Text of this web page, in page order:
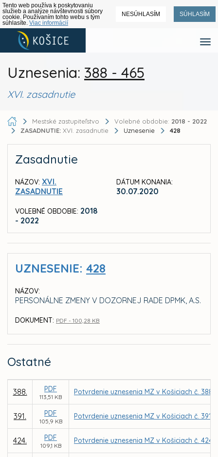
Tento web používa k poskytovaniu
služieb a analýze návštevnosti súbory
cookie. Používaním tohto webu s tým
súhlasíte. Viac informácií
NESÚHLASÍM SÚHLASÍM
Uznesenia: 388 - 465
XVI. zasadnutie
Mestské zastupiteľstvo Volebné obdobie: 2018 - 2022
ZASADNUTIE: XVI. zasadnutie Uznesenie 428
Zasadnutie
NÁZOV: XVI.
ZASADNUTIE
VOLEBNÉ OBDOBIE: 2018
- 2022
DÁTUM KONANIA:
30.07.2020
UZNESENIE: 428
NÁZOV:
PERSONÁLNE ZMENY V DOZORNEJ RADE DPMK, A.S.
DOKUMENT: PDF - 100,28 KB
Ostatné
388. PDF
113,51 KB
Potvrdenie uznesenia MZ v Košiciach č.
391. PDF
105,9 KB
Potvrdenie uznesenia MZ v Košiciach č.
424. PDF
109,1 KB
Potvrdenie uznesenia MZ v Košiciach č.